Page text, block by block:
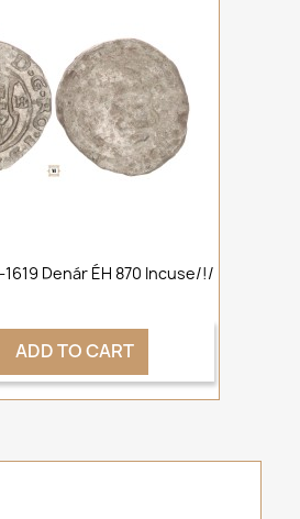
1619 Denár ÉH 870 Incuse/!/
ADD TO CART